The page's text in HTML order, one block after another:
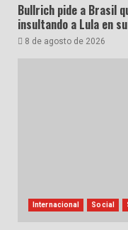
Bullrich pide a Brasil
insultando a Lula en
8 de agosto de 2026
Internacional Social